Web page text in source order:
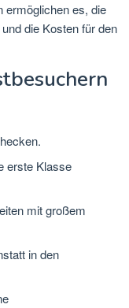
ermöglichen es, die
die Kosten für den
erste Klasse
mit großem
in den